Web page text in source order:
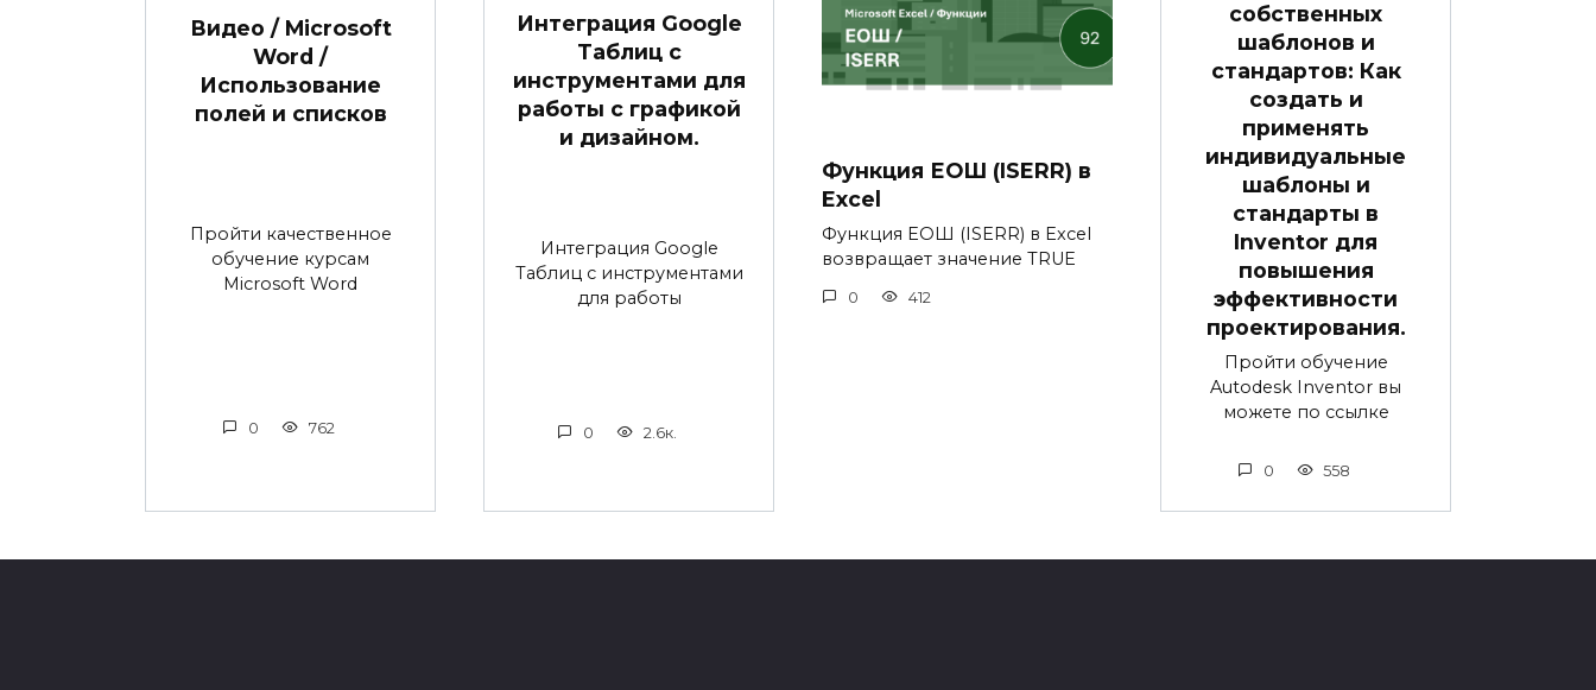
Видео / Microsoft
Word /
Использование
полей и списков
Пройти качественное
обучение курсам
Microsoft Word
0 762
Интеграция Google
Таблиц с
инструментами для
работы с графикой
и дизайном.
Интеграция Google
Таблиц с инструментами
для работы
0 2.6к.
Функция ЕОШ (ISERR) в
Excel
Функция ЕОШ (ISERR) в Excel
возвращает значение TRUE
0 412
собственных
шаблонов и
стандартов: Как
создать и
применять
индивидуальные
шаблоны и
стандарты в
Inventor для
повышения
эффективности
проектирования.
Пройти обучение
Autodesk Inventor вы
можете по ссылке
0 558